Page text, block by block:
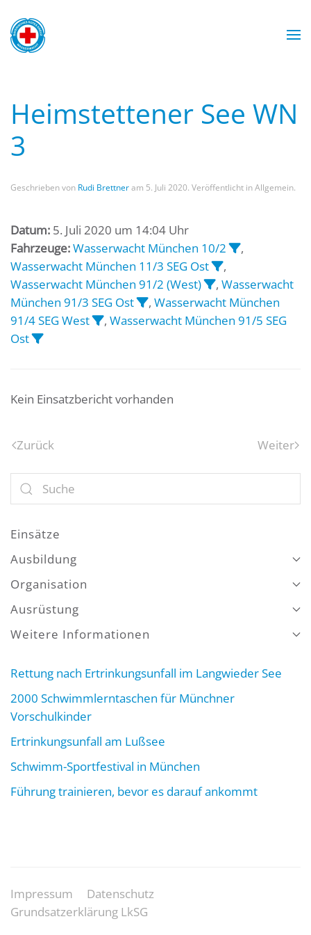
Zum Hauptinhalt springen
Heimstettener See WN
3
Geschrieben von Rudi Brettneram 5. Juli 2020. Veröffentlicht in Allgemein.
Datum: 5. Juli 2020 um 14:04 Uhr
Fahrzeuge:Wasserwacht München 10/2
,
Wasserwacht München 11/3 SEG Ost
,
Wasserwacht München 91/2 (West)
, Wasserwacht
München 91/3 SEG Ost
, Wasserwacht München
91/4 SEG West
, Wasserwacht München 91/5 SEG
Ost
Kein Einsatzbericht vorhanden
Zurück Weiter
Einsätze
Ausbildung
Organisation
Ausrüstung
Weitere Informationen
Rettung nach Ertrinkungsunfall im Langwieder See
2000 Schwimmlerntaschen für Münchner
Vorschulkinder
Ertrinkungsunfall am Lußsee
Schwimm-Sportfestival in München
Führung trainieren, bevor es darauf ankommt
Impressum
Datenschutz
Grundsatzerklärung LkSG